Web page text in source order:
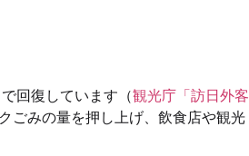
回復しています（観光庁「訪日外客
ごみの量を押し上げ、飲食店や観光